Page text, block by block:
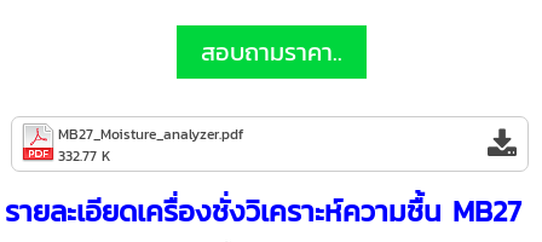
สอบถามราคา..
MB27_Moisture_analyzer.pdf
332.77 K
รายละเอียดเครื่องชั่งวิเคราะห์ความชื้น MB27